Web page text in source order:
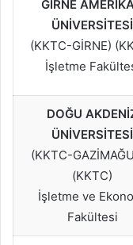
GİRNE
ÜNİVERSİTESİ
(KKTC-GİRNE)
İşletme
DOĞU
ÜNİVERSİTESİ
(KKTC-
(KKTC)
İşletme ve
Fakültesi